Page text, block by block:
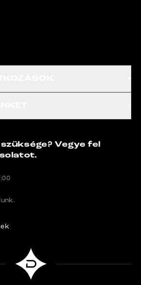
Vegye fel